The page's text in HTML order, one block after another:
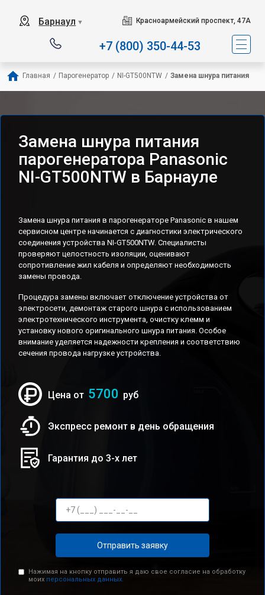
Барнаул ▼ Красноармейский проспект, 47А
+7 (800) 350-44-53
Главная / Парогенератор / NI-GT500NTW / Замена шнура питания
Замена шнура питания
парогенератора Panasonic
NI-GT500NTW в Барнауле
Замена шнура питания в парогенераторе Panasonic в нашем
сервисном центре начинается с диагностики электрического
соединения устройства NI-GT500NTW. Специалисты
проверяют целостность изоляции, оценивают
сопротивление жил кабеля и определяют необходимость
замены провода.
Процедура замены включает отключение устройства от
электросети, демонтаж старого шнура с использованием
электротехнического инструмента, очистку клемм и
установку нового оригинального шнура питания. Особое
внимание уделяется надежности крепления и соответствию
сечения провода нагрузке устройства.
Цена от 5700 руб
Экспресс ремонт в день обращения
Гарантия до 3-х лет
Отправить заявку
Нажимая на кнопку отправить я даю свое согласие на обработку
моих персональных данных.